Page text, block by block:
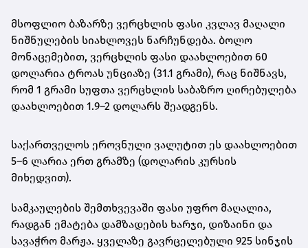
მსოფლიო ბაზარზე ვერცხლის ფასი კვლავ მაღალი
ნიშნულების სიახლოვეს ნარჩუნდება. ბოლო
მონაცემებით, ვერცხლის ფასი დაახლოებით 60
დოლარია ტროას უნციაზე (31.1 გრამი), რაც ნიშნავს,
რომ 1 გრამი სუფთა ვერცხლის საბაზრო ღირებულება
დაახლოებით 1.9–2 დოლარს შეადგენს.
საქართველოს ეროვნული ვალუტით ეს დაახლოებით
5–6 ლარია ერთ გრამზე (დოლარის კურსის
მიხედვით).
სამკაულების შემთხვევაში ფასი უფრო მაღალია,
რადგან ემატება დამზადების ხარჯი, დიზაინი და
სავაჭრო მარჟა. ყველაზე გავრცელებული 925 სინჯის